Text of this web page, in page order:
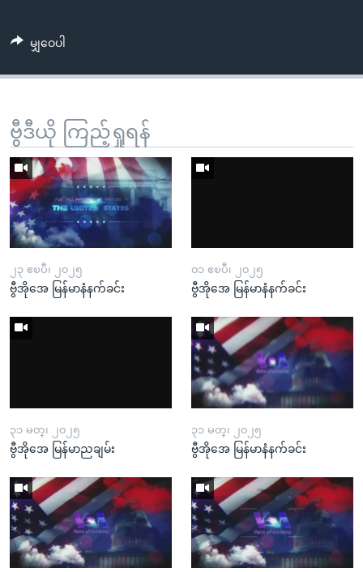
မျှဝေပါ
ဗွီဒီယို ကြည့်ရှုရန်
၂၃ ဧၿပီ၊ ၂၀၂၅
ဗွီအိုအေ မြန်မာနံနက်ခင်း
၀၁ ဧၿပီ၊ ၂၀၂၅
ဗွီအိုအေ မြန်မာနံနက်ခင်း
၃၁ မတ္၊ ၂၀၂၅
ဗွီအိုအေ မြန်မာညချမ်း
၃၁ မတ္၊ ၂၀၂၅
ဗွီအိုအေ မြန်မာနံနက်ခင်း